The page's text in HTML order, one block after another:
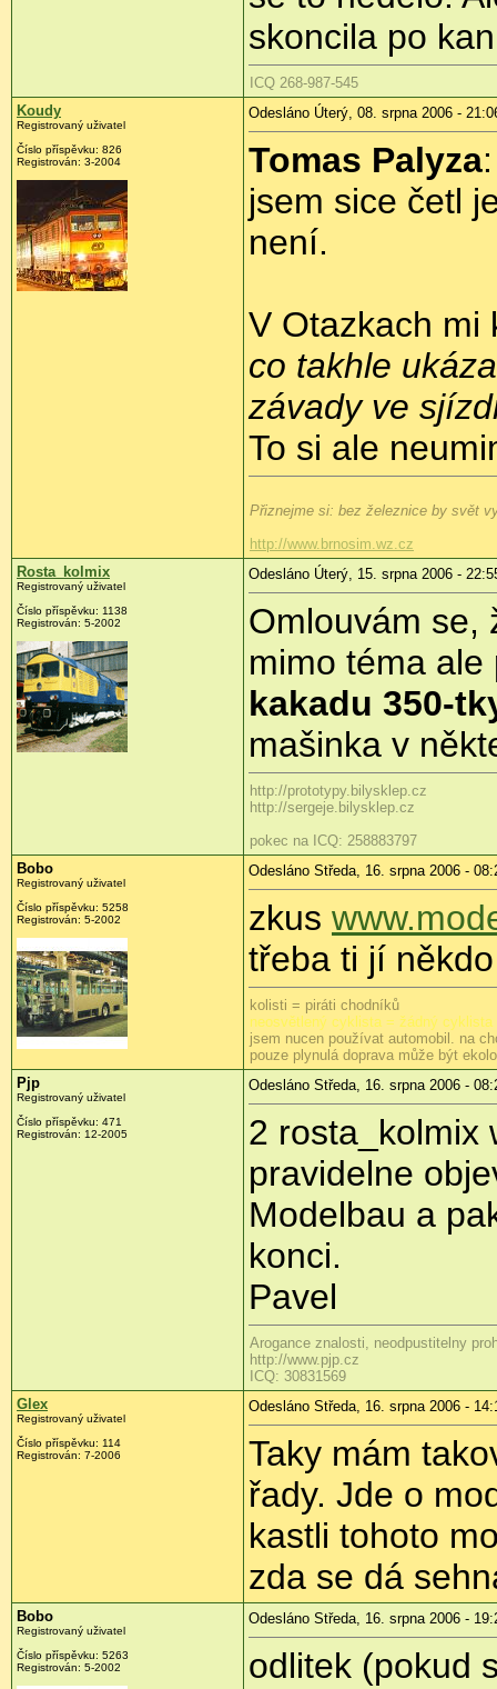
skoncila po
ICQ 268-987-545
Koudy
Registrovaný uživatel
Číslo příspěvku: 826
Registrován: 3-2004
Odesláno Úterý, 08. srpna 2006 -
Tomas Palyza
jsem sice četl
není.
V Otazkach mi
co takhle
závady ve
To si ale
Přiznejme si: bez železnice by svět
http://www.brnosim.wz.cz
Rosta_kolmix
Registrovaný uživatel
Číslo příspěvku: 1138
Registrován: 5-2002
Odesláno Úterý, 15. srpna 2006 -
Omlouvám se,
mimo téma
kakadu 350-
mašinka v
http://prototypy.bilysklep.cz
http://sergeje.bilysklep.cz
pokec na ICQ: 258883797
Bobo
Registrovaný uživatel
Číslo příspěvku: 5258
Registrován: 5-2002
Odesláno Středa, 16. srpna 2006 -
zkus
třeba ti jí
kolisti = piráti chodníků
neosvětlený cyklista = žádný cyklista
jsem nucen používat automobil. na
pouze plynulá doprava může být
Pjp
Registrovaný uživatel
Číslo příspěvku: 471
Registrován: 12-2005
Odesláno Středa, 16. srpna 2006 -
2 rosta_kolmix
pravidelne
Modelbau a
konci.
Pavel
Arogance znalosti, neodpustitelny
http://www.pjp.cz
ICQ: 30831569
Glex
Registrovaný uživatel
Číslo příspěvku: 114
Registrován: 7-2006
Odesláno Středa, 16. srpna 2006 -
Taky mám
řady. Jde o
kastli tohoto
zda se dá
Bobo
Registrovaný uživatel
Číslo příspěvku: 5263
Registrován: 5-2002
Odesláno Středa, 16. srpna 2006 -
odlitek (pokud